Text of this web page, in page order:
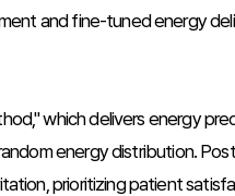
and fine-tuned energy
which delivers energy
energy distribution.
prioritizing patient